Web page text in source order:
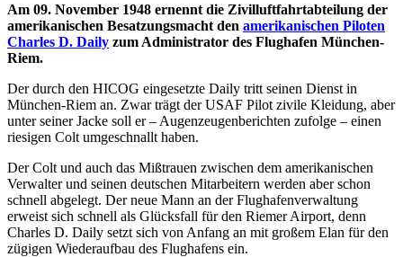
Am 09. November 1948 ernennt die Zivilluftfahrtabteilung der
amerikanischen Besatzungsmacht den amerikanischen Piloten
Charles D. Daily zum Administrator des Flughafen München-
Riem.
Der durch den HICOG eingesetzte Daily tritt seinen Dienst in
München-Riem an. Zwar trägt der USAF Pilot zivile Kleidung, aber
unter seiner Jacke soll er – Augenzeugenberichten zufolge – einen
riesigen Colt umgeschnallt haben.
Der Colt und auch das Mißtrauen zwischen dem amerikanischen
Verwalter und seinen deutschen Mitarbeitern werden aber schon
schnell abgelegt. Der neue Mann an der Flughafenverwaltung
erweist sich schnell als Glücksfall für den Riemer Airport, denn
Charles D. Daily setzt sich von Anfang an mit großem Elan für den
zügigen Wiederaufbau des Flughafens ein.